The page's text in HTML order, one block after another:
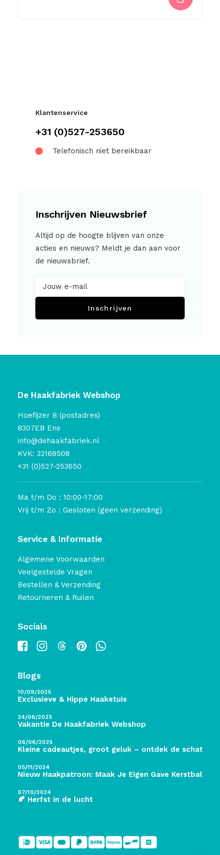
Klantenservice
+31 (0)527-253650
Telefonisch niet bereikbaar
Inschrijven Nieuwsbrief
Altijd op de hoogte blijven van onze
acties en nieuws? Meldt je dan aan voor
de nieuwsbrief.
Inschrijven
De Haakfabriek Webshop
Hoefijzer 8 (postadres)
8307EB Ens
info@dehaakfabriek.nl
KVK: 32168508
+31 (0)527-253650
Ma t/m Do : 10:00-17:00
Vrij t/m Zo : Gesloten (geen verzending)
Service & Informatie
Algemene Voorwaarden
Veelgestelde Vragen
Bestellen & Verzending
Retourneren & Ruilen
Socials
Blogs
10/09/2025
Exclusieve & Hippe Haaketuis
24/06/2025
Vakantie De Haakfabriek Webshop
06/06/2025
Kleine cadeautjes, groot geluk – ontdek de schatten
05/11/2024
Nieuw Haakpatroon: Maak Je Eigen Gave Kerstballen!
07/10/2024
🍂 Herfst in de lucht